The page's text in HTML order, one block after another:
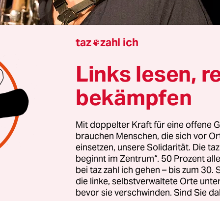
Titel für ein Jazzalbum: „Contemporary Chaos
Werk von Ingrid Laubrock, veröffentlicht 2016
umkämpften Wahlkampfs zwischen Donald
aus dem Trump damals erstmals siegreich
„Contemporary Chaos Practices“,
taz zahl ich
Links lesen,
bekämpfen
Mit doppelter Kraft für eine offene
brauchen Menschen, die sich vor
einsetzen, unsere Solidarität. Die
beginnt im Zentrum“. 50 Prozent
bei taz zahl ich gehen – bis zum
die linke, selbstverwaltete Orte
bevor sie verschwinden. Sind Sie